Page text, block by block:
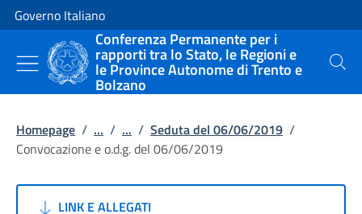
Vai al contenuto
Vai alla navigazione del sito
Governo Italiano
Conferenza Permanente per i
rapporti tra lo Stato, le Regioni e
le Province Autonome di Trento e
Bolzano
Cerca
Homepage / ... / ... / Seduta del 06/06/2019 /
Convocazione e o.d.g. del 06/06/2019
LINK E ALLEGATI